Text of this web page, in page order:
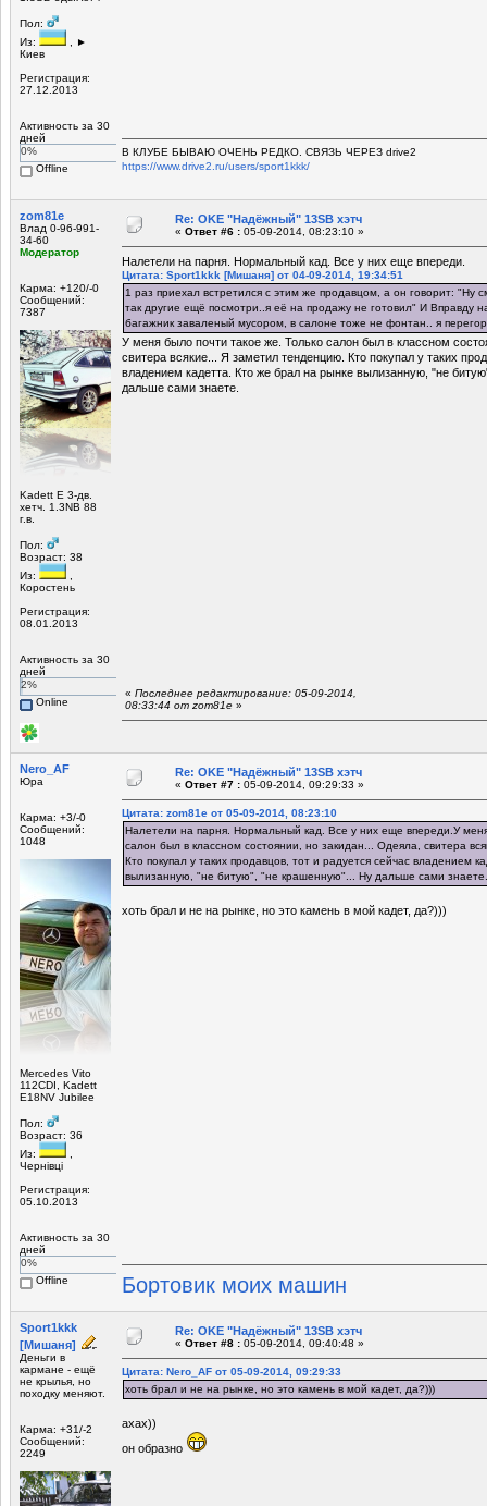
Пол:
Из:
, ►
Киев
Регистрация:
27.12.2013
Активность за 30
дней
0%
Offline
В КЛУБЕ БЫВАЮ ОЧЕНЬ РЕДКО. СВЯЗЬ ЧЕРЕЗ drive2
https://www.drive2.ru/users/sport1kkk/
zom81e
Влад 0-96-991-
34-60
Модератор
Карма: +120/-0
Сообщений:
7387
Kadett E 3-дв.
хетч. 1.3NB 88
г.в.
Пол:
Возраст: 38
Из:
Коростень
Регистрация:
08.01.2013
Активность за 30
дней
2%
Online
Re: OKE "Надёжный" 13SB хэтч
« Ответ #6 : 05-09-2014, 08:23:10 »
Налетели на парня. Нормальный кад. Все у них еще впереди.
Цитата: Sport1kkk [Мишаня] от 04-09-2014, 19:34:51
1 раз приехал встретился с этим же продавцом, а он говорит: "Ну
так другие ещё посмотри..я её на продажу не готовил" И Вправду
багажник заваленый мусором, в салоне тоже не фонтан.. я
У меня было почти такое же. Только салон был в классном
свитера всякие... Я заметил тенденцию. Кто покупал у таких
владением кадетта. Кто же брал на рынке вылизанную, "не
дальше сами знаете.
« Последнее редактирование: 05-09-2014,
08:33:44 от zom81e »
Nero_AF
Юра
Карма: +3/-0
Сообщений:
1048
Mercedes Vito
112CDI, Kadett
E18NV Jubilee
Пол:
Возраст: 36
Из:
Чернівці
Регистрация:
05.10.2013
Активность за 30
дней
0%
Offline
Re: OKE "Надёжный" 13SB хэтч
« Ответ #7 : 05-09-2014, 09:29:33 »
Цитата: zom81e от 05-09-2014, 08:23:10
Налетели на парня. Нормальный кад. Все у них еще впереди.У
салон был в классном состоянии, но закидан... Одеяла, свитера
Кто покупал у таких продавцов, тот и радуется сейчас владением
вылизанную, "не битую", "не крашенную"... Ну дальше сами знаете.
хоть брал и не на рынке, но это камень в мой кадет, да?)))
Бортовик моих машин
Sport1kkk
[Мишаня]
Деньги в
кармане - ещё
не крылья, но
походку меняют.
Карма: +31/-2
Сообщений:
2249
Re: OKE "Надёжный" 13SB хэтч
« Ответ #8 : 05-09-2014, 09:40:48 »
Цитата: Nero_AF от 05-09-2014, 09:29:33
хоть брал и не на рынке, но это камень в мой кадет, да?)))
ахах))
он образно